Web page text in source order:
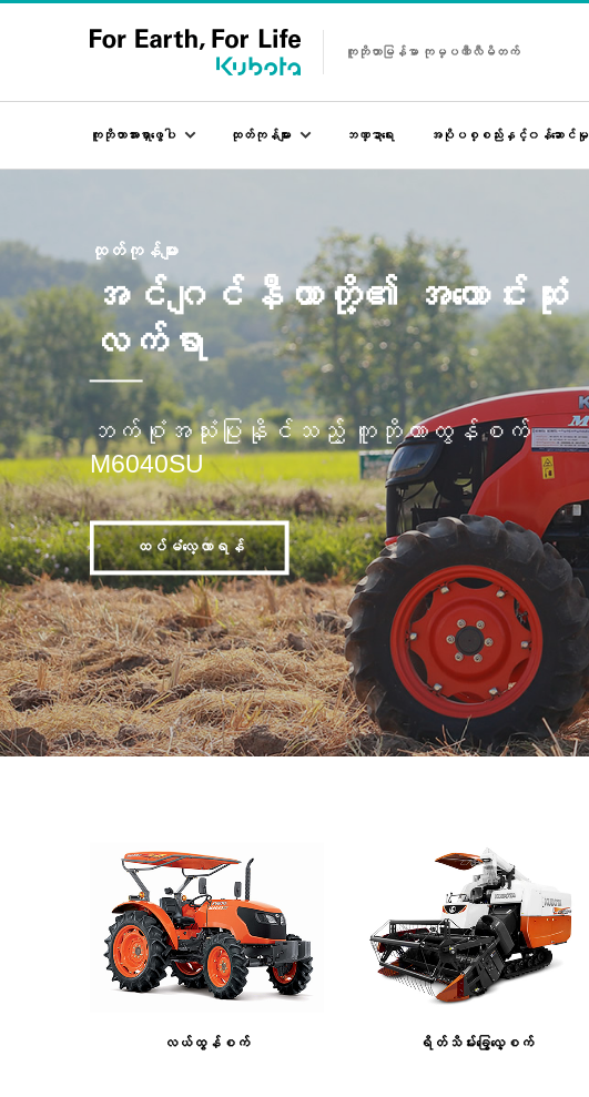
ကူဘိုတာမြန်မာ ကုမ္ပဏီလီမိတက်
ကူဘိုတာအားရှာဖွေပါ ထုတ်ကုန်များ ဘဏ္ဍာရေး အပိုပစ္စည်းနှင့်၀န်ဆောင်မှု
ကူဘိုတာမြန်မာ ကုမ္ပဏီလီမိတက်
အင်ဂျင်နီယာတို့၏ အကောင်းဆုံး
လက်ရာ
ထုတ်ကုန်များ
ဘက်စုံအသုံးပြုနိုင်သည့် ကူဘိုတာထွန်စက်
M6040SU
ထပ်မံလေ့လာရန်
လယ်ထွန်စက် ရိတ်သိမ်းခြွေလှေ့စက်